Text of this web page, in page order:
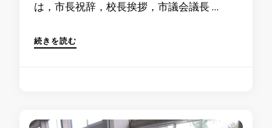
は，市長祝辞，校長挨拶，市議会議長 …
続きを読む